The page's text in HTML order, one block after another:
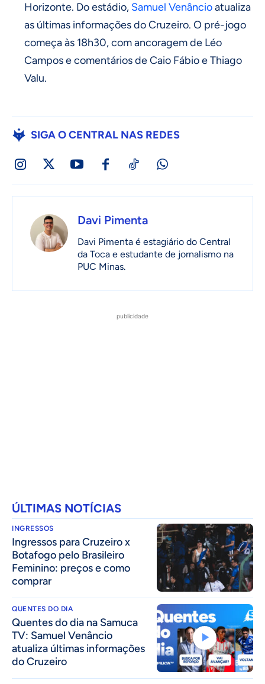
Horizonte. Do estádio, Samuel Venâncioatualiza
as últimas informações do Cruzeiro. O pré-jogo
começa às 18h30, com ancoragem de Léo
Campos e comentários de Caio Fábio e Thiago
Valu.
SIGA O CENTRAL NAS REDES
Davi Pimenta
Davi Pimenta é estagiário do Central
da Toca e estudante de jornalismo na
PUC Minas.
publicidade
ÚLTIMAS NOTÍCIAS
INGRESSOS
Ingressos para Cruzeiro x
Botafogo pelo Brasileiro
Feminino: preços e como
comprar
QUENTES DO DIA
Quentes do dia na Samuca
TV: Samuel Venâncio
atualiza últimas informações
do Cruzeiro